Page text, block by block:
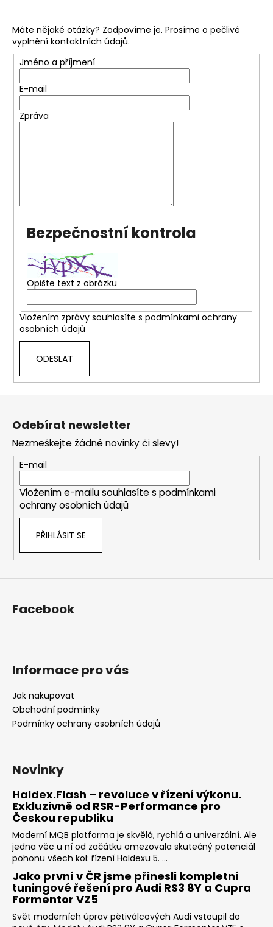
Máte nějaké otázky? Zodpovíme je. Prosíme o pečlivé
vyplnění kontaktních údajů.
Jméno a příjmení
E-mail
Zpráva
Bezpečnostní kontrola
Opište text z obrázku
Vložením zprávy souhlasíte s podmínkami ochrany
osobních údajů
ODESLAT
D
o
p
o
u
u
NGK
SVÍČKY
EA113
EA888.1/2
849
Kč
Odebírat newsletter
Nezmeškejte žádné novinky či slevy!
E-mail
Vložením e-mailu souhlasíte s podmínkami
ochrany osobních údajů
PŘIHLÁSIT SE
Facebook
Informace pro vás
Jak nakupovat
Obchodní podmínky
Podmínky ochrany osobních údajů
Novinky
Haldex.Flash – revoluce v řízení výkonu.
Exkluzivně od RSR-Performance pro
Českou republiku
Moderní MQB platforma je skvělá, rychlá a univerzální. Ale
jedna věc u ní od začátku omezovala skutečný potenciál
pohonu všech kol: řízení Haldexu 5. ...
Jako první v ČR jsme přinesli kompletní
tuningové řešení pro Audi RS3 8Y a Cupra
Formentor VZ5
Svět moderních úprav pětiválcových Audi vstoupil do